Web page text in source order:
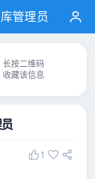
管理员
长按二维码
收藏该信息
1